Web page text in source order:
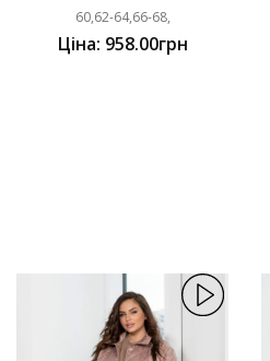
60,62-64,66-68,
Ціна: 958.00грн